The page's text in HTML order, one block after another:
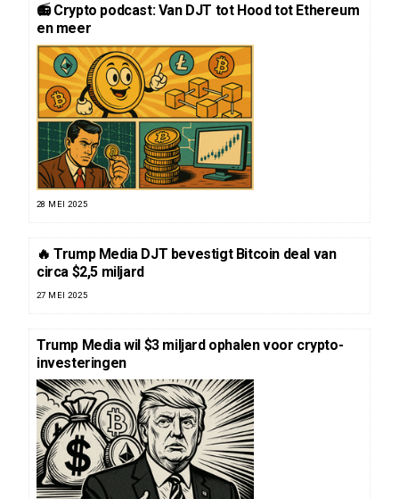
📻 Crypto podcast: Van DJT tot Hood tot Ethereum
en meer
28 MEI 2025
🔥 Trump Media DJT bevestigt Bitcoin deal van
circa $2,5 miljard
27 MEI 2025
Trump Media wil $3 miljard ophalen voor crypto-
investeringen